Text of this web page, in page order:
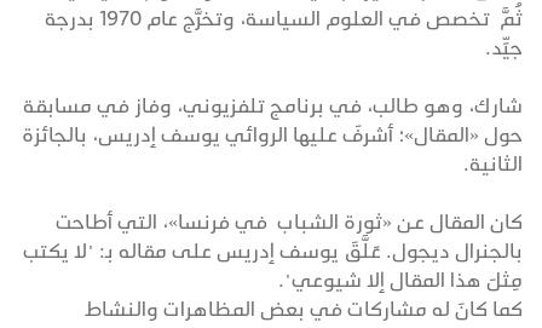
ثُمَّ تخصص في العلوم السياسة، وتخرَّج عام 1970 بدرجة
جيِّد.
شارك، وهو طالب، في برنامج تلفزيوني، وفاز في مسابقة
حول «المقال»؛ أشرفَ عليها الروائي يوسف إدريس، بالجائزة
الثانية.
كان المقال عن «ثورة الشباب في فرنسا»، التي أطاحت
بالجنرال ديجول. عَلَّقَ يوسف إدريس على مقاله بـ: "لا يكتب
مِثلَ هذا المقال إلا شيوعي".
كما كانَ له مشاركات في بعض المظاهرات والنشاط